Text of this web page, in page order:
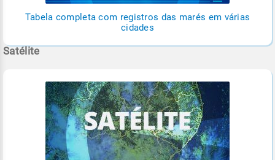
Tabela completa com registros das marés em várias
cidades
Satélite